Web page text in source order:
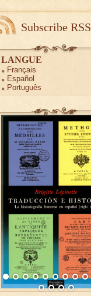
Subscribe RSS
LANGUE
Français
Español
Português